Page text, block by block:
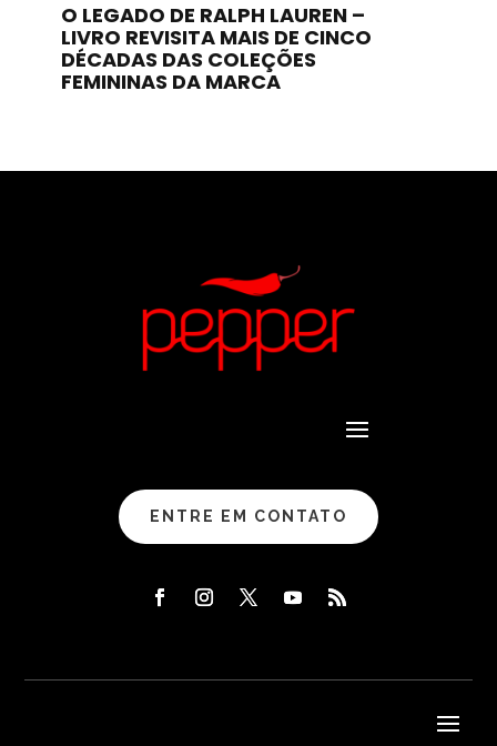
O LEGADO DE RALPH LAUREN –
LIVRO REVISITA MAIS DE CINCO
DÉCADAS DAS COLEÇÕES
FEMININAS DA MARCA
ENTRE EM CONTATO